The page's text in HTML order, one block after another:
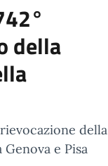
della
della
e Pisa